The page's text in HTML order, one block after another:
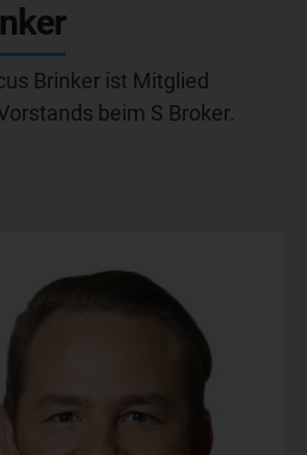
Brinker ist Mitglied
beim S Broker.